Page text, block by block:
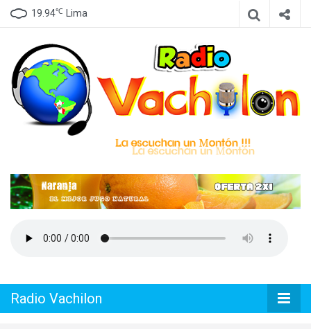
19.94℃ Lima
Radio
Vachilon
Radio Vachilon